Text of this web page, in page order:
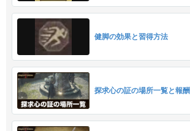
健脚の効果と習得方法
探求心の証の場所一覧と報酬